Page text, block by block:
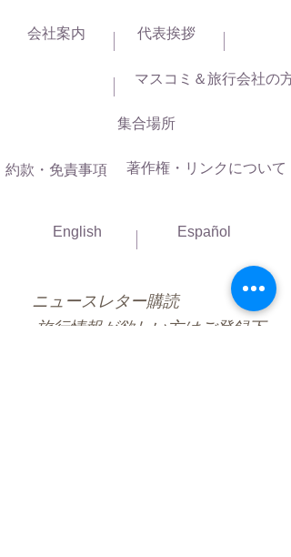
会社案内 代表挨拶
マスコミ＆旅行会社の方
集合場所
約款・免責事項 著作権・リンクについて
English Español
ニュースレター購読
旅行情報が欲しい方はご登録下